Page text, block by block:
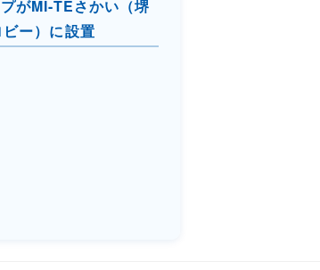
がMI-TEさかい（堺
ー）に設置